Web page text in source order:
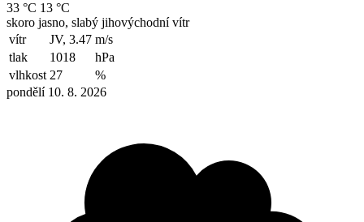
33 °C 13 °C
skoro jasno, slabý jihovýchodní vítr
vítr
JV, 3.47 m/s
tlak
1018
hPa
vlhkost 27
%
pondělí 10. 8. 2026